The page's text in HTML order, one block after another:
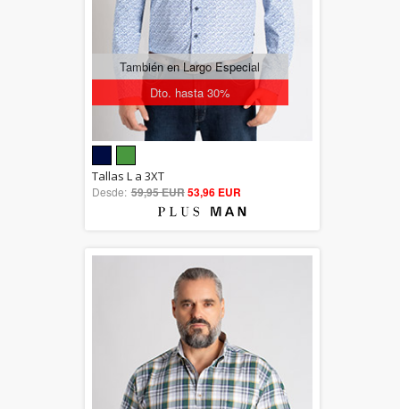
Dto. hasta 30%
También en Largo Especial
out of 5
Tallas L a 3XT
Desde: 59,95 EUR53,96 EUR